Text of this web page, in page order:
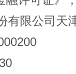
有限公司天